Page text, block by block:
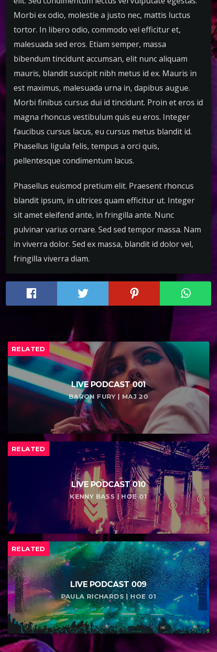
Morbi ex odio, molestie a justo nec, mattis luctus
tortor. In libero odio, commodo vel efficitur et,
malesuada sed eros. Etiam semper, massa
bibendum tincidunt accumsan, elit nunc aliquam
mauris, blandit suscipit nibh metus id ex. Mauris in
est maximus, malesuada urna in, dapibus augue.
Morbi finibus cursus dui id tincidunt. Proin et eros id
magna rhoncus vestibulum quis eu eros. Integer
faucibus cursus lacus, eu cursus metus blandit id.
Phasellus ligula felis, tempus a orci quis,
pellentesque condimentum lacus.
Phasellus euismod pretium elit. Praesent rhoncus
blandit ipsum, in ultrices quam efficitur ut. Integer
sit amet eleifend ante, in fringilla ante. Nunc
pulvinar varius ornare. Sed sed tempor massa. Nam
in viverra dolor. Sed ex massa, blandit id dolor vel,
fringilla viverra diam.
RELATED
LIVE PODCAST 001
BARON FURY | МАЈ 20
RELATED
LIVE PODCAST 010
KENNY BASS | НОЕ 01
RELATED
LIVE PODCAST 009
PAULA RICHARDS | НОЕ 01